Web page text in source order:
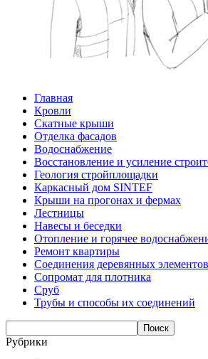
Главная
Кровли
Скатные крыши
Отделка фасадов
Водоснабжение
Восстановление и усиление
Геология стройплощадки
Каркасный дом SINTEF
Крыши на прогонах и фермах
Лестницы
Навесы и беседки
Отопление и горячее
Ремонт квартиры
Соединения деревянных элементов
Сопромат для плотника
Сруб
Трубы и способы их соединений
Рубрики